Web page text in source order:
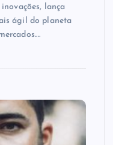
lança
ágil do planeta